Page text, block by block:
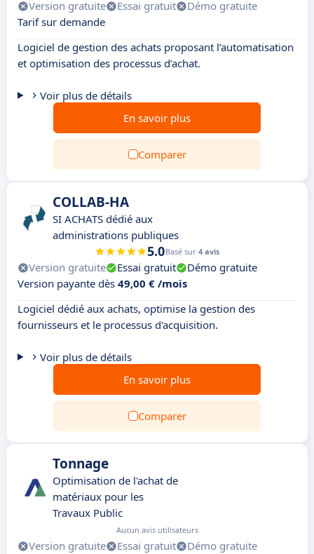
Version gratuite Essai gratuit
Démo gratuite
Tarif sur demande
Logiciel de gestion des achats proposant l’automatisation
et optimisation des processus d’achat.
Voir plus de détails
En savoir plus
Comparer
COLLAB-HA
SI ACHATS dédié aux
administrations publiques
5.0Basé sur 4 avis
Version gratuite Essai gratuit
Démo gratuite
Version payante dès 49,00 € /mois
Logiciel dédié aux achats, optimise la gestion des
fournisseurs et le processus d'acquisition.
Voir plus de détails
En savoir plus
Comparer
Tonnage
Optimisation de l'achat de
matériaux pour les
Travaux Public
Aucun avis utilisateurs
Version gratuite Essai gratuit
Démo gratuite